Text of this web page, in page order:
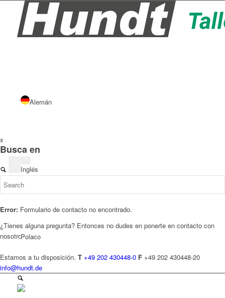
Alemán
Inglés
Polaco
x
Busca en
Error: Formulario de contacto no encontrado.
¿Tienes alguna pregunta? Entonces no dudes en ponerte en contacto con
nosotros.
Estamos a tu disposición. T +49 202 430448-0 F +49 202 430448-20
info@hundt.de